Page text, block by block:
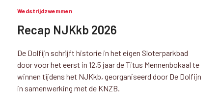
Wedstrijdzwemmen
Recap NJKkb 2026
De Dolfijn schrijft historie in het eigen Sloterparkbad
door voor het eerst in 12,5 jaar de Titus Mennenbokaal te
winnen tijdens het NJKkb, georganiseerd door De Dolfijn
in samenwerking met de KNZB.